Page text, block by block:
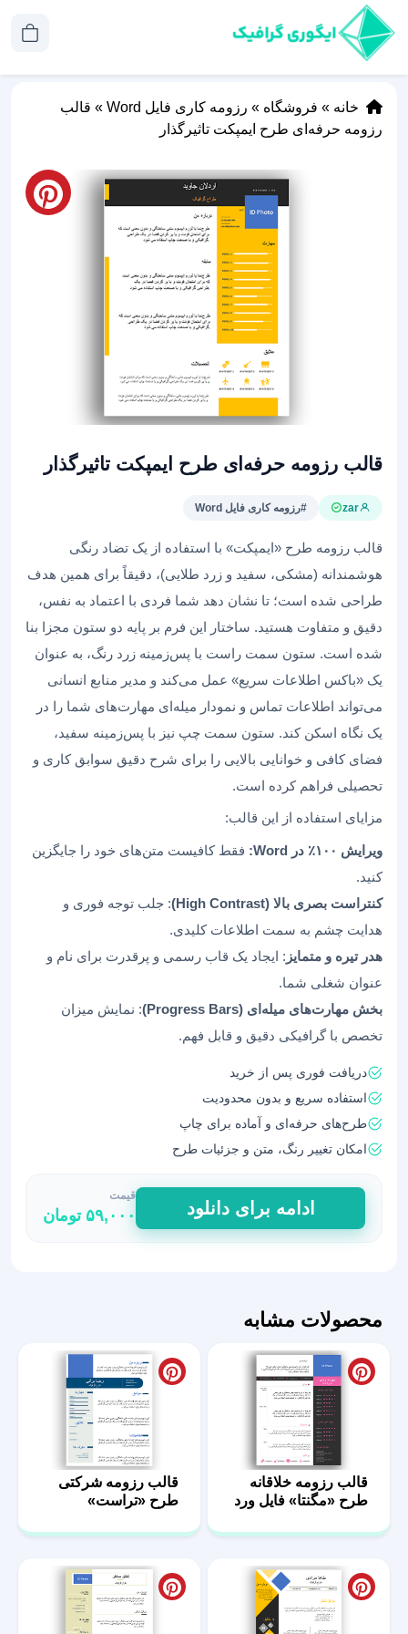
خانه » فروشگاه » رزومه کاری فایل Word » قالب
رزومه حرفه‌ای طرح ایمپکت تاثیرگذار
قالب رزومه حرفه‌ای طرح ایمپکت تاثیرگذار
zar #رزومه کاری فایل Word
قالب رزومه طرح «ایمپکت» با استفاده از یک تضاد رنگی
هوشمندانه (مشکی، سفید و زرد طلایی)، دقیقاً برای همین هدف
طراحی شده است؛ تا نشان دهد شما فردی با اعتماد به نفس،
دقیق و متفاوت هستید. ساختار این فرم بر پایه دو ستون مجزا بنا
شده است. ستون سمت راست با پس‌زمینه زرد رنگ، به عنوان
یک «باکس اطلاعات سریع» عمل می‌کند و مدیر منابع انسانی
می‌تواند اطلاعات تماس و نمودار میله‌ای مهارت‌های شما را در
یک نگاه اسکن کند. ستون سمت چپ نیز با پس‌زمینه سفید،
فضای کافی و خوانایی بالایی را برای شرح دقیق سوابق کاری و
تحصیلی فراهم کرده است.
مزایای استفاده از این قالب:
ویرایش ۱۰۰٪ در Word:
فقط کافیست متن‌های خود را جایگزین
کنید.
کنتراست بصری بالا (High Contrast)
: جلب توجه فوری و
هدایت چشم به سمت اطلاعات کلیدی.
هدر تیره و متمایز : ایجاد یک قاب رسمی و پرقدرت برای نام و
عنوان شغلی شما.
بخش مهارت‌های میله‌ای (Progress Bars)
: نمایش میزان
تخصص با گرافیکی دقیق و قابل فهم.
دریافت فوری پس از خرید
استفاده سریع و بدون محدودیت
طرح‌های حرفه‌ای و آماده برای چاپ
امکان تغییر رنگ، متن و جزئیات طرح
قالب
رزومه
حرفه‌ای
تاثیرگذار
عدد
ادامه برای دانلود
قیمت
۵۹,۰۰۰ تومان
محصولات مشابه
قالب رزومه خلاقانه
طرح «مگنتا» فایل ورد
قالب رزومه شرکتی
طرح «تراست»